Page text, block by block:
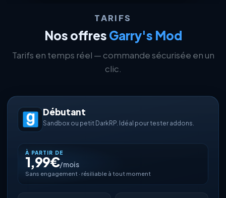
TARIFS
Nos offres Garry's Mod
Tarifs en temps réel — commande sécurisée en un
clic.
Débutant
Sandbox ou petit DarkRP. Idéal pour tester addons.
À PARTIR DE
1,99€/mois
Sans engagement · résiliable à tout moment